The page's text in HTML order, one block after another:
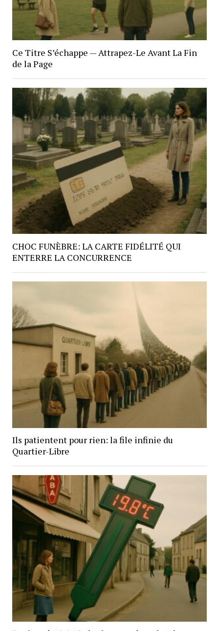
Ce Titre S’échappe — Attrapez-Le Avant La Fin
de la Page
CHOC FUNÈBRE: LA CARTE FIDÉLITÉ QUI
ENTERRE LA CONCURRENCE
Ils patientent pour rien: la file infinie du
Quartier-Libre